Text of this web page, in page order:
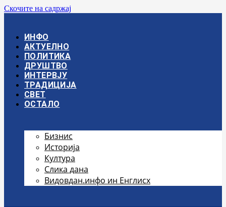
Скочите на садржај
ИНФО
АКТУЕЛНО
ПОЛИТИКА
ДРУШТВО
ИНТЕРВЈУ
ТРАДИЦИЈА
СВЕТ
ОСТАЛО
Бизнис
Историја
Култура
Слика дана
Видовдан.инфо ин Енглисх